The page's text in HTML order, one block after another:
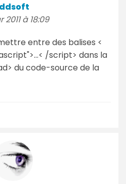
2011 à 18:09
entre des balises <
/script> dans la
du code-source de la